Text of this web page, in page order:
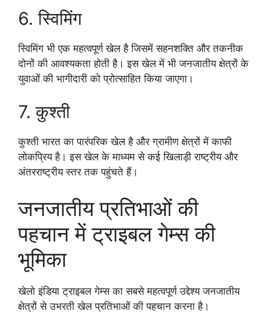
6. स्विमिंग
स्विमिंग भी एक महत्वपूर्ण खेल है जिसमें सहनशक्ति और तकनीक
दोनों की आवश्यकता होती है। इस खेल में भी जनजातीय क्षेत्रों के
युवाओं की भागीदारी को प्रोत्साहित किया जाएगा।
7. कुश्ती
कुश्ती भारत का पारंपरिक खेल है और ग्रामीण क्षेत्रों में काफी
लोकप्रिय है। इस खेल के माध्यम से कई खिलाड़ी राष्ट्रीय और
अंतरराष्ट्रीय स्तर तक पहुंचते हैं।
जनजातीय प्रतिभाओं की
पहचान में ट्राइबल गेम्स की
भूमिका
खेलो इंडिया ट्राइबल गेम्स का सबसे महत्वपूर्ण उद्देश्य जनजातीय
क्षेत्रों से उभरती खेल प्रतिभाओं की पहचान करना है।